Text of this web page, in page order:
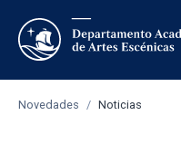
Novedades / Noticias